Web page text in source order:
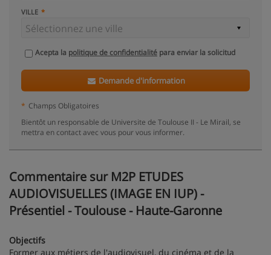
VILLE
Acepta la politique de confidentialité para enviar la solicitud
Demande d'information
* Champs Obligatoires
Bientôt un responsable de Universite de Toulouse II - Le Mirail, se
mettra en contact avec vous pour vous informer.
Commentaire sur M2P ETUDES
AUDIOVISUELLES (IMAGE EN IUP) -
Présentiel - Toulouse - Haute-Garonne
Objectifs
Former aux métiers de l'audiovisuel, du cinéma et de la